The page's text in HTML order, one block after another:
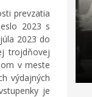
prevzatia
2023 s
2023 do
trojdňovej
v meste
výdajných
je